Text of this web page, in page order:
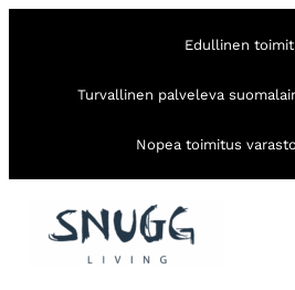
Edullinen
Turvallinen palveleva
Nopea toimitus